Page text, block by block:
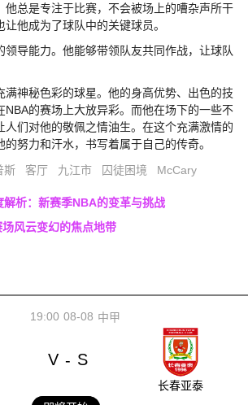
他总是专注于比赛，不会被场上的嘈杂声所干
他成为了球队中的关键球员。
领导能力。他能够带领队友共同作战，让球队
满神秘色彩的球星。他的身高优势、出色的技
NBA的赛场上大放异彩。而他在场下的一些不
人们对他的敬佩之情油生。在这个充满激情的
努力和汗水，书写着属于自己的传奇。
斯 客厅 九江市 囚徒困境 McCary
析：新赛季NBA的变革与挑战
风云变幻的焦点地带
08-08
19:00 中甲
V - S
长春亚泰